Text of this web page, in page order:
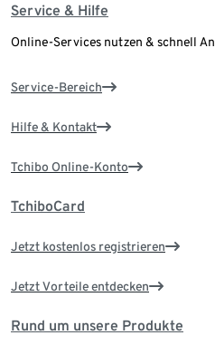
Service & Hilfe
Online-Services nutzen & schnell
Service-Bereich
Hilfe & Kontakt
Tchibo Online-Konto
TchiboCard
Jetzt kostenlos registrieren
Jetzt Vorteile entdecken
Rund um unsere Produkte